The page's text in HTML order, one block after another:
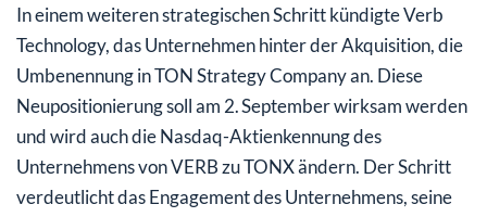
In einem weiteren strategischen Schritt kündigte Verb
Technology, das Unternehmen hinter der Akquisition, die
Umbenennung in TON Strategy Company an. Diese
Neupositionierung soll am 2. September wirksam werden
und wird auch die Nasdaq-Aktienkennung des
Unternehmens von VERB zu TONX ändern. Der Schritt
verdeutlicht das Engagement des Unternehmens, seine